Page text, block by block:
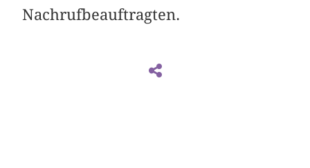
Nachrufbeauftragten.